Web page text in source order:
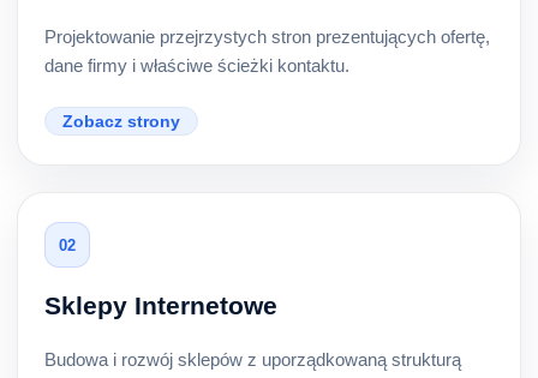
Projektowanie przejrzystych stron prezentujących ofertę,
dane firmy i właściwe ścieżki kontaktu.
Zobacz strony
02
Sklepy Internetowe
Budowa i rozwój sklepów z uporządkowaną strukturą